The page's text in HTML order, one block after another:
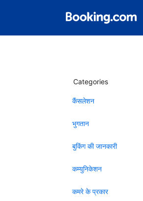
Categories
कैंसलेशन
भुगतान
बुकिंग की जानकारी
कम्युनिकेशन
कमरे के प्रकार